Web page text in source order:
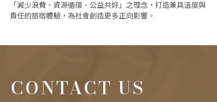
「減少浪費、資源循環、公益共好」之理念，打造兼具溫度與
責任的旅宿體驗，為社會創造更多正向影響。
CONTACT US